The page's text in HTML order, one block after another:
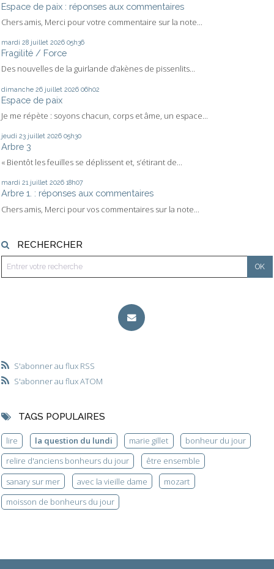
Espace de paix : réponses aux commentaires
Chers amis, Merci pour votre commentaire sur la note...
mardi 28 juillet 2026 05h36
Fragilité / Force
Des nouvelles de la guirlande d’akènes de pissenlits...
dimanche 26 juillet 2026 06h02
Espace de paix
Je me répète : soyons chacun, corps et âme, un espace...
jeudi 23 juillet 2026 05h30
Arbre 3
« Bientôt les feuilles se déplissent et, s’étirant de...
mardi 21 juillet 2026 18h07
Arbre 1. : réponses aux commentaires
Chers amis, Merci pour vos commentaires sur la note...
RECHERCHER
S'abonner au flux RSS
S'abonner au flux ATOM
TAGS POPULAIRES
lire la question du lundi marie gillet
bonheur du jour
relire d'anciens bonheurs du jour
être ensemble
sanary sur mer
avec la vieille dame
mozart
moisson de bonheurs du jour